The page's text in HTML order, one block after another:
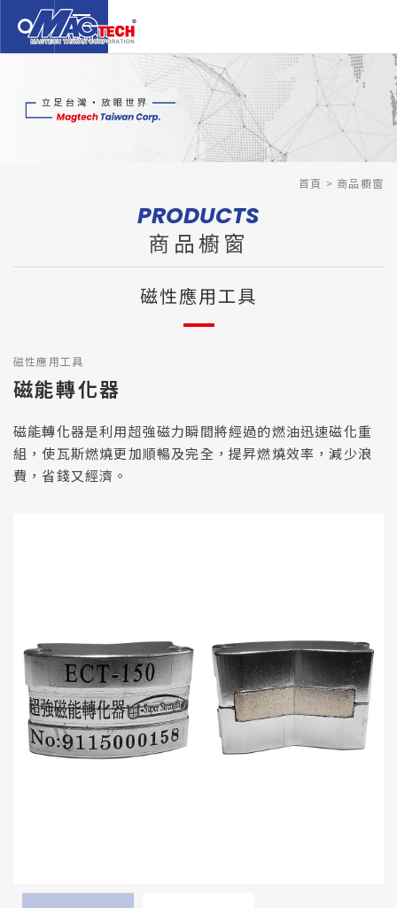
首頁 商品櫥窗
PRODUCTS
商品櫥窗
磁性應用工具
磁性應用工具
磁能轉化器
磁能轉化器是利用超強磁力瞬間將經過的燃油迅速磁化重
組，使瓦斯燃燒更加順暢及完全，提昇燃燒效率，減少浪
費，省錢又經濟。
English 日本語
ABOUT US關於我們
TECHNOLOGY技術支援
聯絡我們
PRIVACY隱私權保護政策